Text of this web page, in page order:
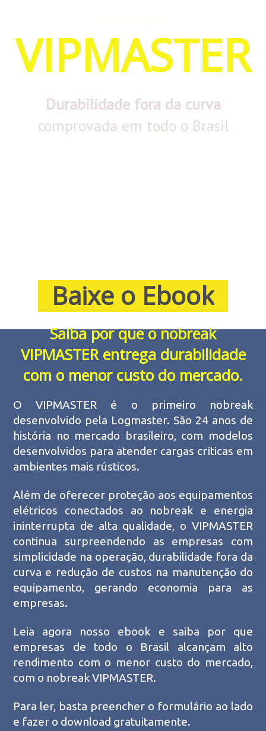
VIPMASTER
Durabilidade fora da curva
comprovada em todo o Brasil
Baixe o Ebook
Saiba por que o nobreak
VIPMASTER entrega durabilidade
com o menor custo do mercado.
O VIPMASTER é o primeiro nobreak
desenvolvido pela Logmaster. São 24 anos de
história no mercado brasileiro, com modelos
desenvolvidos para atender cargas críticas em
ambientes mais rústicos.
Além de oferecer proteção aos equipamentos
elétricos conectados ao nobreak e energia
ininterrupta de alta qualidade, o VIPMASTER
continua surpreendendo as empresas com
simplicidade na operação, durabilidade fora da
curva e redução de custos na manutenção do
equipamento, gerando economia para as
empresas.
Leia agora nosso ebook e saiba por que
empresas de todo o Brasil alcançam alto
rendimento com o menor custo do mercado,
com o nobreak VIPMASTER.
Para ler, basta preencher o formulário ao lado
e fazer o download gratuitamente.